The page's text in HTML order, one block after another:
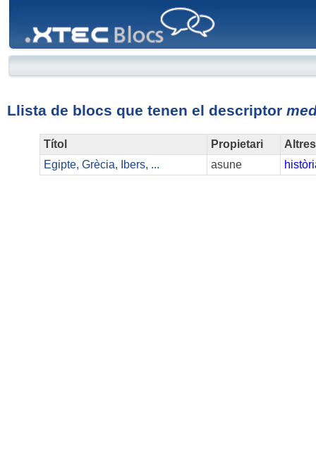
Llista de blocs que tenen el descriptor
Títol Propietari
Egipte, Grècia, Ibers, ...
asune